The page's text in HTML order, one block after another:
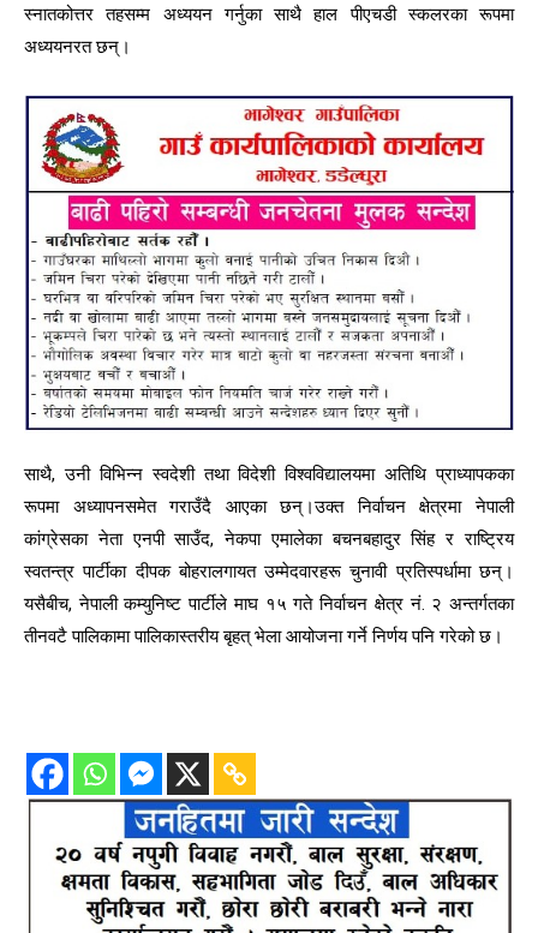
स्नातकोत्तर तहसम्म अध्ययन गर्नुका साथै हाल पीएचडी स्कलरका रूपमा
अध्ययनरत छन्।
साथै, उनी विभिन्न स्वदेशी तथा विदेशी विश्वविद्यालयमा अतिथि प्राध्यापकका
रूपमा अध्यापनसमेत गराउँदै आएका छन्।उक्त निर्वाचन क्षेत्रमा नेपाली
कांग्रेसका नेता एनपी साउँद, नेकपा एमालेका बचनबहादुर सिंह र राष्ट्रिय
स्वतन्त्र पार्टीका दीपक बोहरालगायत उम्मेदवारहरू चुनावी प्रतिस्पर्धामा छन्।
यसैबीच, नेपाली कम्युनिष्ट पार्टीले माघ १५ गते निर्वाचन क्षेत्र नं. २ अन्तर्गतका
तीनवटै पालिकामा पालिकास्तरीय बृहत् भेला आयोजना गर्ने निर्णय पनि गरेको छ।